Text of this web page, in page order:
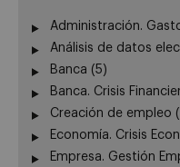
Administración.
Análisis de datos
Banca (5)
Banca. Crisis
Creación de empleo
Economía. Crisis
Empresa. Gestión